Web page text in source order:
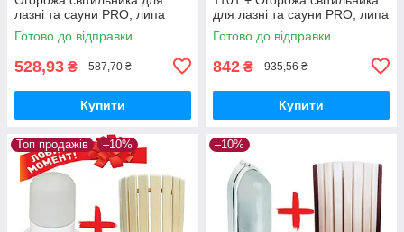
лазні та сауни PRO, липа
Готово до відправки
528,93 ₴ 587,70 ₴
Купити
для лазні та сауни PRO, липа
Готово до відправки
842 ₴ 935,56 ₴
Купити
Топ продажів –10% –10%